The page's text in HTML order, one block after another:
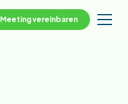
Meeting vereinbaren